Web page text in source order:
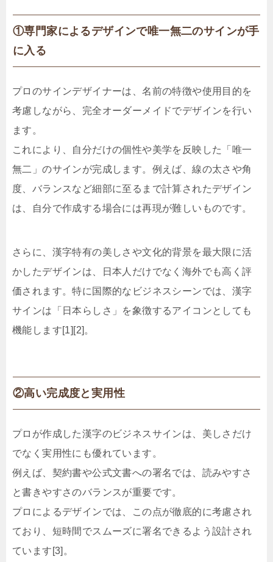
①専門家によるデザインで唯一無二のサインが手
に入る
プロのサインデザイナーは、名前の特徴や使用目的を
考慮しながら、完全オーダーメイドでデザインを行い
ます。
これにより、自分だけの個性や美学を反映した「唯一
無二」のサインが完成します。例えば、線の太さや角
度、バランスなど細部に至るまで計算されたデザイン
は、自分で作成する場合には再現が難しいものです。
さらに、漢字特有の美しさや文化的背景を最大限に活
かしたデザインは、日本人だけでなく海外でも高く評
価されます。特に国際的なビジネスシーンでは、漢字
サインは「日本らしさ」を象徴するアイコンとしても
機能します[1][2]。
②高い完成度と実用性
プロが作成した漢字のビジネスサインは、美しさだけ
でなく実用性にも優れています。
例えば、契約書や公式文書への署名では、読みやすさ
と書きやすさのバランスが重要です。
プロによるデザインでは、この点が徹底的に考慮され
ており、短時間でスムーズに署名できるよう設計され
ています[3]。